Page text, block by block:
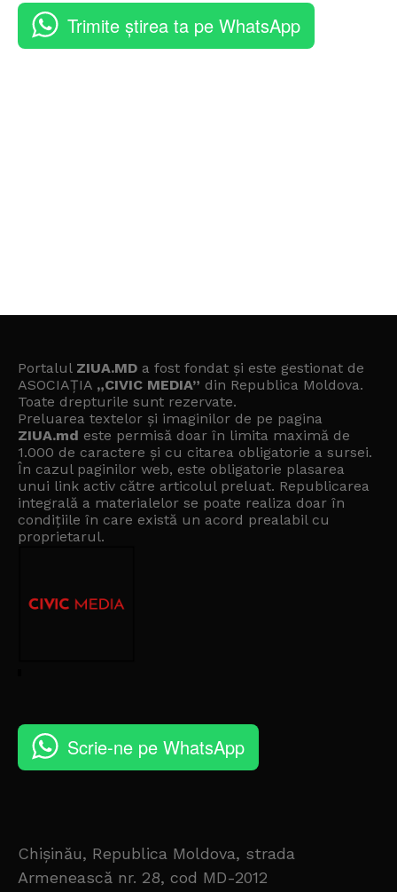
Trimite știrea ta pe WhatsApp
Portalul ZIUA.MD a fost fondat și este gestionat de
ASOCIAȚIA „CIVIC MEDIA” din Republica Moldova.
Toate drepturile sunt rezervate.
Preluarea textelor și imaginilor de pe pagina
ZIUA.md este permisă doar în limita maximă de
1.000 de caractere și cu citarea obligatorie a sursei.
În cazul paginilor web, este obligatorie plasarea
unui link activ către articolul preluat. Republicarea
integrală a materialelor se poate realiza doar în
condițiile în care există un acord prealabil cu
proprietarul.
Scrie-ne pe WhatsApp
Chișinău, Republica Moldova, strada
Armenească nr. 28, cod MD-2012